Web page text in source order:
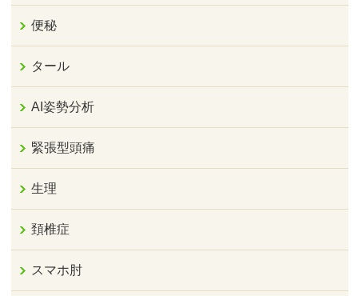
便秘
タール
AI姿勢分析
緊張型頭痛
生理
頚椎症
スマホ肘